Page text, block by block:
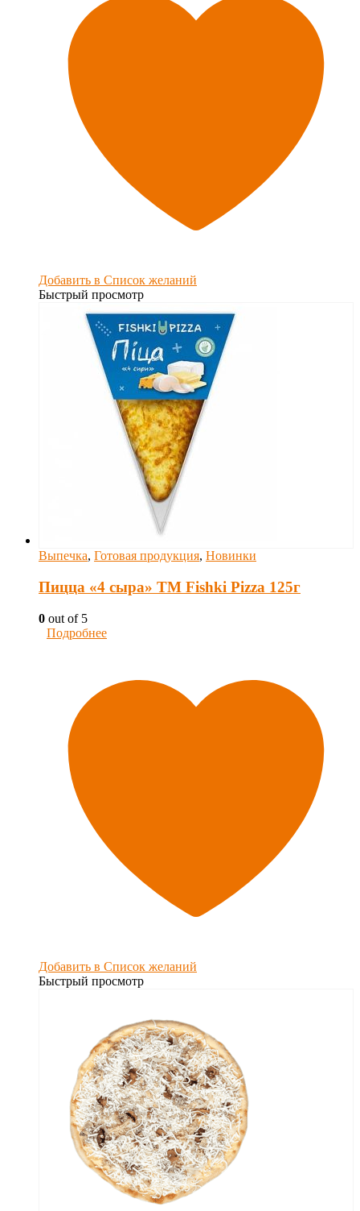
Добавить в Список желаний
Быстрый просмотр
Выпечка, Готовая продукция, Новинки
Пицца «4 сыра» ТM Fishki Pizza 125г
0 out of 5
Подробнее
Добавить в Список желаний
Быстрый просмотр